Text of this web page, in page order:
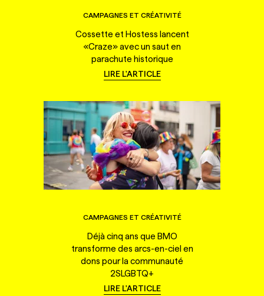
CAMPAGNES ET CRÉATIVITÉ
Cossette et Hostess lancent
«Craze» avec un saut en
parachute historique
LIRE L'ARTICLE
CAMPAGNES ET CRÉATIVITÉ
Déjà cinq ans que BMO
transforme des arcs-en-ciel en
dons pour la communauté
2SLGBTQ+
LIRE L'ARTICLE